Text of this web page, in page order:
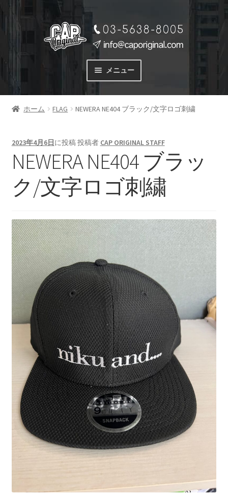
ョ
へ
キ
プ
へ
キ
プ
メニュー
サービス
SERVICE
PRICE
商品一覧
PRODUCTS
FLOW
制作事例
WORKS
よくある質問
FAQ
ブログ
BLOG
お問い合わせ
CONTACT
ホーム FLAG NEWERA NE404 ブラック/文字ロゴ刺繍
2023年4月6日に投稿投稿者 CAP ORIGINAL STAFF
NEWERA NE404 ブラッ
ク/文字ロゴ刺繍